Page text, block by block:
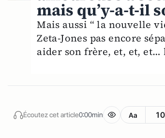
mais qu’y-a-t-il
Mais aussi “ la nouvelle
Zeta-Jones pas encore
aider son frère, et, et, et…
Écoutez cet article0:00min Aa